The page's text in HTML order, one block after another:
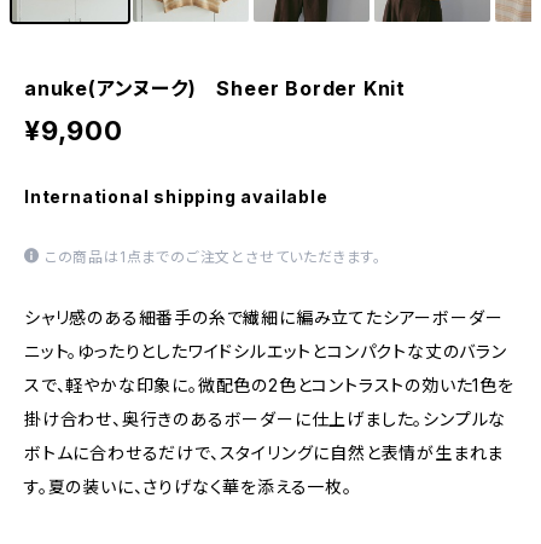
anuke(アンヌーク) Sheer Border Knit
¥9,900
International shipping available
この商品は1点までのご注文とさせていただきます。
シャリ感のある細番手の糸で繊細に編み立てたシアーボーダー
ニット。ゆったりとしたワイドシルエットとコンパクトな丈のバラン
スで、軽やかな印象に。微配色の2色とコントラストの効いた1色を
掛け合わせ、奥行きのあるボーダーに仕上げました。シンプルな
ボトムに合わせるだけで、スタイリングに自然と表情が生まれま
す。夏の装いに、さりげなく華を添える一枚。